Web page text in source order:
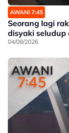
AWANI 7:45
Seorang lagi
disyaki seludup
04/08/2026